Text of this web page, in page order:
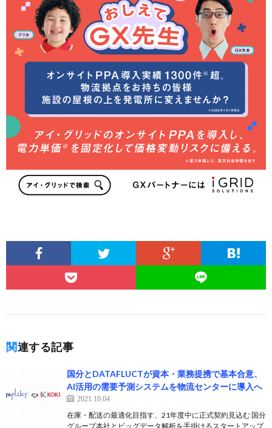
関連する記事
国分とDATAFLUCTが資本・業務提携で基本合意、
AI活用の需要予測システムを物流センターに導入へ
2021.10.04
在庫・配送の最適化目指す、21年度中に正式契約見込む 国分
グループ本社とビッグデータ解析を手掛けるスタートアップ